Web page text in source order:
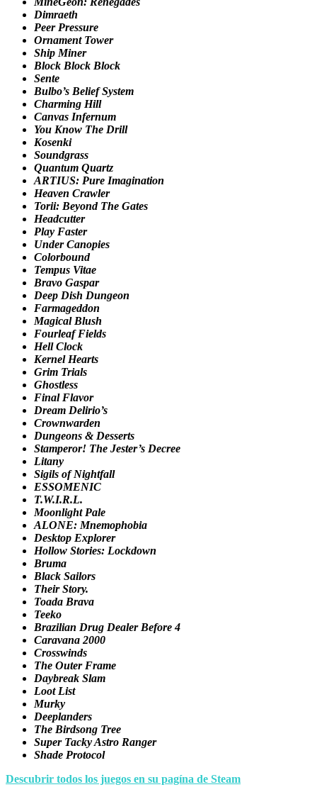
Dimraeth
Peer Pressure
Ornament Tower
Ship Miner
Block Block Block
Sente
Bulbo’s Belief System
Charming Hill
Canvas Infernum
You Know The Drill
Kosenki
Soundgrass
Quantum Quartz
ARTIUS: Pure Imagination
Heaven Crawler
Torii: Beyond The Gates
Headcutter
Play Faster
Under Canopies
Colorbound
Tempus Vitae
Bravo Gaspar
Deep Dish Dungeon
Farmageddon
Magical Blush
Fourleaf Fields
Hell Clock
Kernel Hearts
Grim Trials
Ghostless
Final Flavor
Dream Delirio’s
Crownwarden
Dungeons & Desserts
Stamperor! The Jester’s Decree
Litany
Sigils of Nightfall
ESSOMENIC
T.W.I.R.L.
Moonlight Pale
ALONE: Mnemophobia
Desktop Explorer
Hollow Stories: Lockdown
Bruma
Black Sailors
Their Story.
Toada Brava
Teeko
Brazilian Drug Dealer Before 4
Caravana 2000
Crosswinds
The Outer Frame
Daybreak Slam
Loot List
Murky
Deeplanders
The Birdsong Tree
Super Tacky Astro Ranger
Shade Protocol
Descubrir todos los juegos en su pagína de Steam